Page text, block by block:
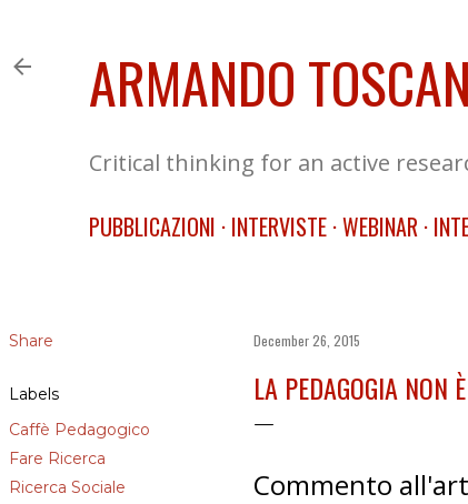
ARMANDO
Critical thinking for an active
PUBBLICAZIONI INTERVISTE WEBINAR
Share
Labels
Caffè Pedagogico
Fare Ricerca
Ricerca Sociale
December 26, 2015
LA PEDAGOGIA NON
Commento